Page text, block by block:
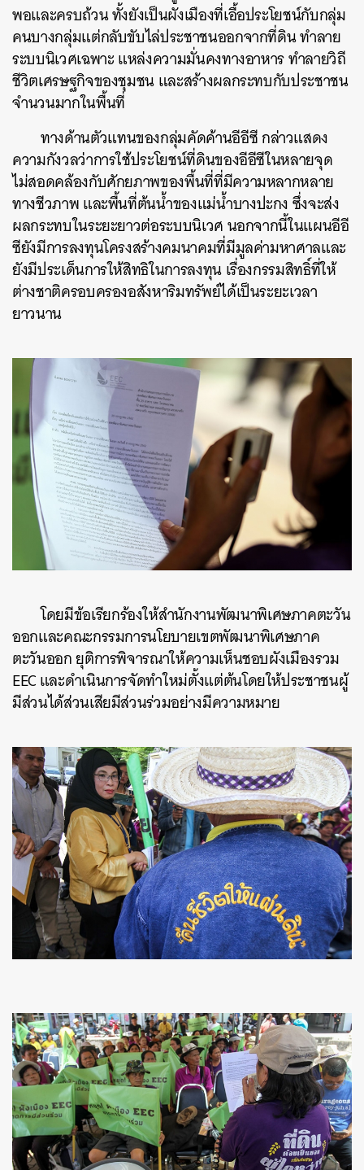
พอและครบถ้วน ทั้งยังเป็นผังเมืองที่เอื้อประโยชน์กับกลุ่ม
คนบางกลุ่มแต่กลับขับไล่ประชาชนออกจากที่ดิน ทำลาย
ระบบนิเวศเฉพาะ แหล่งความมั่นคงทางอาหาร ทำลายวิถี
ชีวิตเศรษฐกิจของชุมชน และสร้างผลกระทบกับประชาชน
จำนวนมากในพื้นที่
ทางด้านตัวแทนของกลุ่มคัดค้านอีอีซี กล่าวแสดง
ความกังวลว่าการใช้ประโยชน์ที่ดินของอีอีซีในหลายจุด
ไม่สอดคล้องกับศักยภาพของพื้นที่ที่มีความหลากหลาย
ทางชีวภาพ และพื้นที่ต้นน้ำของแม่น้ำบางปะกง ซึ่งจะส่ง
ผลกระทบในระยะยาวต่อระบบนิเวศ นอกจากนี้ในแผนอีอี
ซียังมีการลงทุนโครงสร้างคมนาคมที่มีมูลค่ามหาศาลและ
ยังมีประเด็นการให้สิทธิในการลงทุน เรื่องกรรมสิทธิ์ที่ให้
ต่างชาติครอบครองอสังหาริมทรัพย์ได้เป็นระยะเวลา
ยาวนาน
โดยมีข้อเรียกร้องให้สำนักงานพัฒนาพิเศษภาคตะวัน
ออกและคณะกรรมการนโยบายเขตพัฒนาพิเศษภาค
ตะวันออก ยุติการพิจารณาให้ความเห็นชอบผังเมืองรวม
EEC และดำเนินการจัดทำใหม่ตั้งแต่ต้นโดยให้ประชาชนผู้
มีส่วนได้ส่วนเสียมีส่วนร่วมอย่างมีความหมาย
SHARE TWEET LINE EMAIL